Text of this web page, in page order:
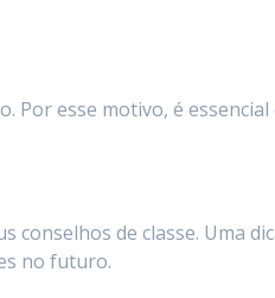
Por esse motivo, é
de classe. Uma
no futuro.